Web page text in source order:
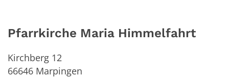
Pfarrkirche Maria Himmelfahrt
Kirchberg 12
66646 Marpingen